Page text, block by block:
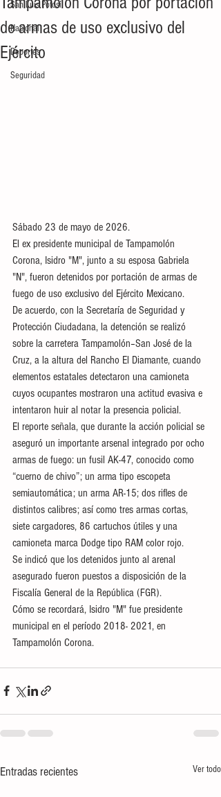
San Luis Potosí
Nacional
Deportes
Seguridad
de armas de uso exclusivo del
Ejército
Sábado 23 de mayo de 2026.
El ex presidente municipal de Tampamolón
Corona, Isidro "M", junto a su esposa Gabriela
"N", fueron detenidos por portación de armas de
fuego de uso exclusivo del Ejército Mexicano.
De acuerdo, con la Secretaría de Seguridad y
Protección Ciudadana, la detención se realizó
sobre la carretera Tampamolón–San José de la
Cruz, a la altura del Rancho El Diamante, cuando
elementos estatales detectaron una camioneta
cuyos ocupantes mostraron una actitud evasiva e
intentaron huir al notar la presencia policial.
El reporte señala, que durante la acción policial se
aseguró un importante arsenal integrado por ocho
armas de fuego: un fusil AK-47, conocido como
“cuerno de chivo”; un arma tipo escopeta
semiautomática; un arma AR-15; dos rifles de
distintos calibres; así como tres armas cortas,
siete cargadores, 86 cartuchos útiles y una
camioneta marca Dodge tipo RAM color rojo.
Se indicó que los detenidos junto al arenal
asegurado fueron puestos a disposición de la
Fiscalía General de la República (FGR).
Cómo se recordará, Isidro "M" fue presidente
municipal en el período 2018- 2021, en
Tampamolón Corona.
Entradas recientes Ver todo